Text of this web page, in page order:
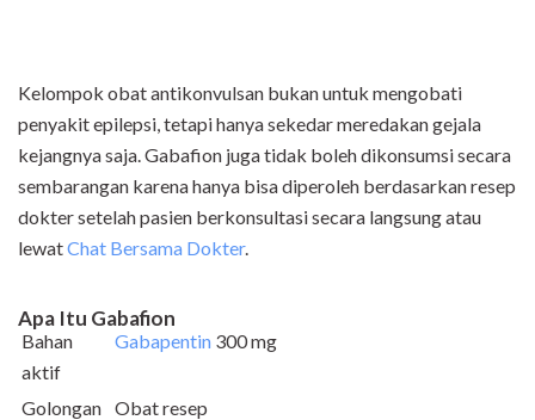
Kelompok obat antikonvulsan bukan untuk mengobati
penyakit epilepsi, tetapi hanya sekedar meredakan gejala
kejangnya saja. Gabafion juga tidak boleh dikonsumsi secara
sembarangan karena hanya bisa diperoleh berdasarkan resep
dokter setelah pasien berkonsultasi secara langsung atau
lewatChat Bersama Dokter.
Apa Itu Gabafion
Bahan
aktif
Gabapentin 300 mg
Golongan Obat resep